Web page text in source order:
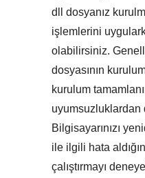
dll dosyanız
işlemlerini
olabilirsiniz.
dosyasının
kurulum
uyumsuzluklardan
Bilgisayarınızı
ile ilgili hata
çalıştırmayı